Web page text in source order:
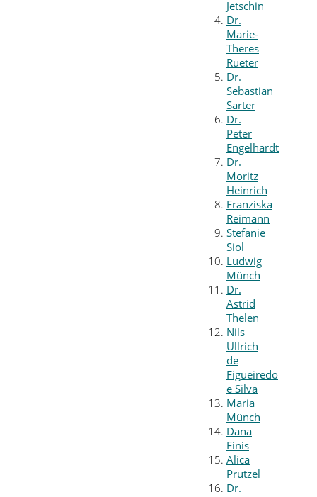
Jetschin
Dr.
Marie-
Theres
Rueter
Dr.
Sebastian
Sarter
Dr.
Peter
Engelhardt
Dr.
Moritz
Heinrich
Franziska
Reimann
Stefanie
Siol
Ludwig
Münch
Dr.
Astrid
Thelen
Nils
Ullrich
de
Figueiredo
e Silva
Maria
Münch
Dana
Finis
Alica
Prützel
Dr.